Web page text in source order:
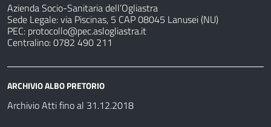
Azienda Socio-Sanitaria dell’Ogliastra
Sede Legale: via Piscinas, 5 CAP 08045 Lanusei (NU)
PEC: protocollo@pec.aslogliastra.it
Centralino: 0782 490 211
ARCHIVIO ALBO PRETORIO
Archivio Atti fino al 31.12.2018